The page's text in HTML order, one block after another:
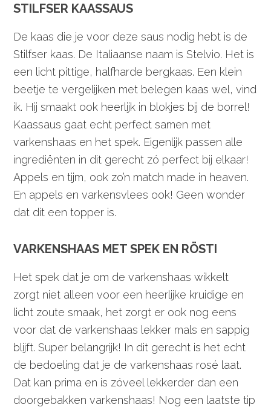
STILFSER KAASSAUS
De kaas die je voor deze saus nodig hebt is de
Stilfser kaas. De Italiaanse naam is Stelvio. Het is
een licht pittige, halfharde bergkaas. Een klein
beetje te vergelijken met belegen kaas wel, vind
ik. Hij smaakt ook heerlijk in blokjes bij de borrel!
Kaassaus gaat echt perfect samen met
varkenshaas en het spek. Eigenlijk passen alle
ingrediënten in dit gerecht zó perfect bij elkaar!
Appels en tijm, ook zo’n match made in heaven.
En appels en varkensvlees ook! Geen wonder
dat dit een topper is.
VARKENSHAAS MET SPEK EN RÖSTI
Het spek dat je om de varkenshaas wikkelt
zorgt niet alleen voor een heerlijke kruidige en
licht zoute smaak, het zorgt er ook nog eens
voor dat de varkenshaas lekker mals en sappig
blijft. Super belangrijk! In dit gerecht is het echt
de bedoeling dat je de varkenshaas rosé laat.
Dat kan prima en is zóveel lekkerder dan een
doorgebakken varkenshaas! Nog een laatste tip